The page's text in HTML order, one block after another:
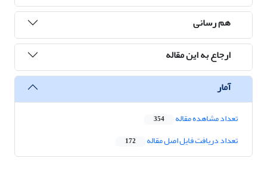
هم رسانی
ارجاع به این مقاله
آمار
تعداد مشاهده مقاله 354
تعداد دریافت فایل اصل مقاله 172